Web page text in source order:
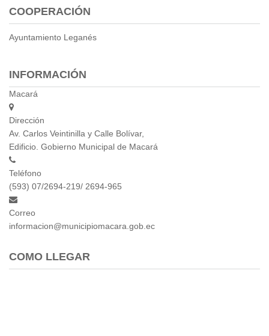
COOPERACIÓN
Ayuntamiento Leganés
INFORMACIÓN
Macará
Dirección
Av. Carlos Veintinilla y Calle Bolívar,
Edificio. Gobierno Municipal de Macará
Teléfono
(593) 07/2694-219/ 2694-965
Correo
informacion@municipiomacara.gob.ec
COMO LLEGAR